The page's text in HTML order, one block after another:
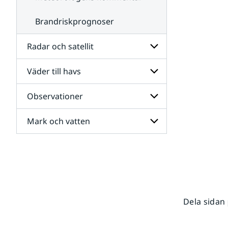
Brandriskprognoser
Radar och satellit
Undersidor
för
Radar
och
satellit
Väder till havs
Undersidor
för
Väder
till
havs
Observationer
Undersidor
för
Mark och vatten
Dela sidan